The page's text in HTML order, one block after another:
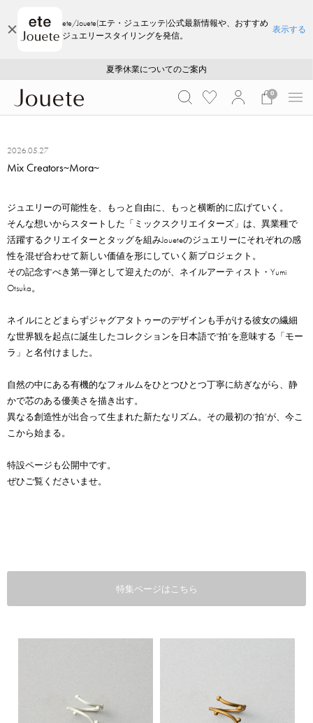
ete/Jouete(エテ・ジュエッテ)公式最新情報や、おすすめ
ジュエリースタイリングを発信。
表示する
採用のご案内
ご注文いただいたお品物のお届け状況について
夏季休業についてのご案内
WEB LIMITED ITEMS >>
採用のご案内
ご注文いただいたお品物のお届け状況について
0
2026.05.27
Mix Creators~Mora~
ジュエリーの可能性を、もっと自由に、もっと横断的に広げていく。
そんな想いからスタートした「ミックスクリエイターズ」は、異業種で
活躍するクリエイターとタッグを組みJoueteのジュエリーにそれぞれの感
性を混ぜ合わせて新しい価値を形にしていく新プロジェクト。
その記念すべき第一弾として迎えたのが、ネイルアーティスト・Yumi
Otsuka。
ネイルにとどまらずジャグアタトゥーのデザインも手がける彼女の繊細
な世界観を起点に誕生したコレクションを日本語で“拍”を意味する「モー
ラ」と名付けました。
自然の中にある有機的なフォルムをひとつひとつ丁寧に紡ぎながら、静
かで芯のある優美さを描き出す。
異なる創造性が出合って生まれた新たなリズム。その最初の“拍”が、今こ
こから始まる。
特設ページも公開中です。
ぜひご覧くださいませ。
特集ページはこちら